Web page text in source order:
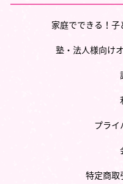
家庭でできる！
塾・法人様向け
プライ
特定商取